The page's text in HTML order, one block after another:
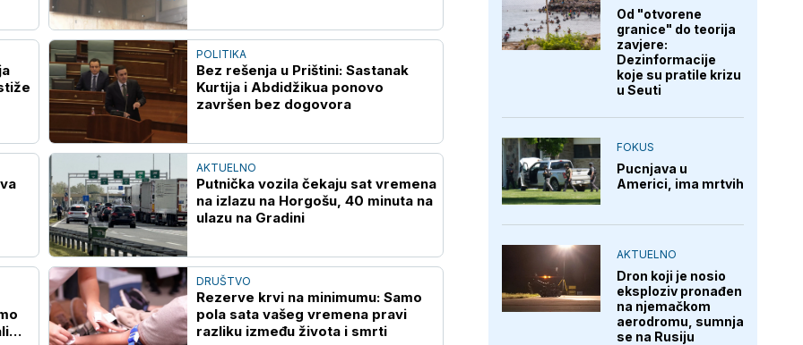
POLITIKA
Bez rešenja u Prištini: Sastanak
Kurtija i Abdidžikua ponovo
završen bez dogovora
AKTUELNO
Putnička vozila čekaju sat vremena
na izlazu na Horgošu, 40 minuta na
ulazu na Gradini
DRUŠTVO
Rezerve krvi na minimumu: Samo
pola sata vašeg vremena pravi
razliku između života i smrti
Od "otvorene
granice" do teorija
zavjere:
Dezinformacije
koje su pratile krizu
u Seuti
FOKUS
Pucnjava u
Americi, ima mrtvih
AKTUELNO
Dron koji je nosio
eksploziv pronađen
na njemačkom
aerodromu, sumnja
se na Rusiju